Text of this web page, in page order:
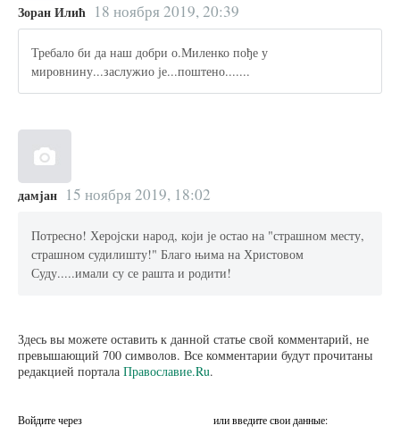
Зоран Илић 18 ноября 2019, 20:39
Требало би да наш добри о.Миленко пође у
мировнину...заслужио је...поштено.......
дамјан 15 ноября 2019, 18:02
Потресно! Херојски народ, који је остао на "страшном месту,
страшном судилишту!" Благо њима на Христовом
Суду.....имали су се рашта и родити!
Здесь вы можете оставить к данной статье свой комментарий, не
превышающий 700 символов. Все комментарии будут прочитаны
редакцией портала Православие.Ru.
Войдите через или введите свои данные: